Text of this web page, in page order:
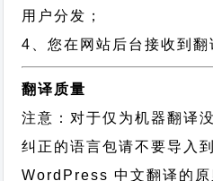
用户分发；
4、您在网站后台接收到翻
翻译质量
注意：对于仅为机器翻译
纠正的语言包请不要导入
WordPress 中文翻译的原